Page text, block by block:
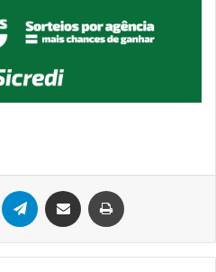
WhatsAppTelegram Compartilhar via e-mail